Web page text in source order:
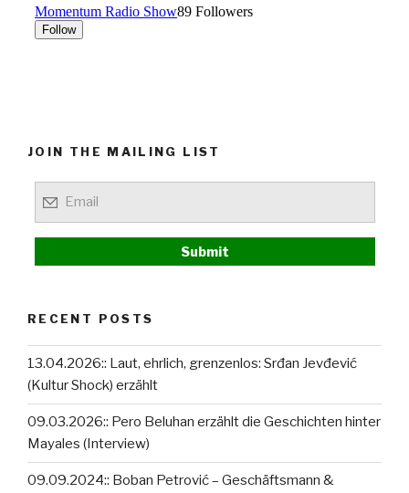
JOIN THE MAILING LIST
RECENT POSTS
13.04.2026:: Laut, ehrlich, grenzenlos: Srđan Jevđević
(Kultur Shock) erzählt
09.03.2026:: Pero Beluhan erzählt die Geschichten hinter
Mayales (Interview)
09.09.2024:: Boban Petrović – Geschäftsmann &